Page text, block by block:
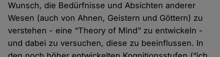
Wunsch, die Bedürfnisse und Absichten anderer
Wesen (auch von Ahnen, Geistern und Göttern) zu
verstehen - eine “Theory of Mind” zu entwickeln -
und dabei zu versuchen, diese zu beeinflussen. In